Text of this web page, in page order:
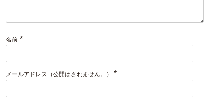
名前 *
メールアドレス（公開はされません。） *